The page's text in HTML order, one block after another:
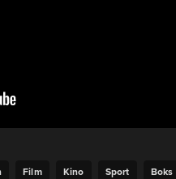
Film Kino Sport Boks